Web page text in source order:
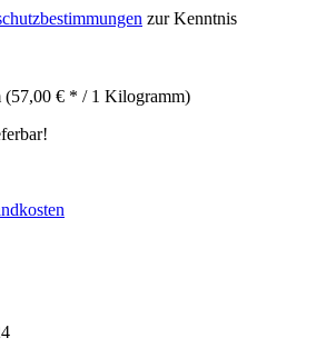
zur Kenntnis
(57,00 € * / 1 Kilogramm)